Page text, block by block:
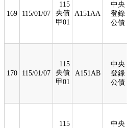
169 115/01/07
115
央債
甲01
A151AA
中央
登錄
公債
170 115/01/07
115
央債
甲01
A151AB
中央
登錄
公債
115
中央